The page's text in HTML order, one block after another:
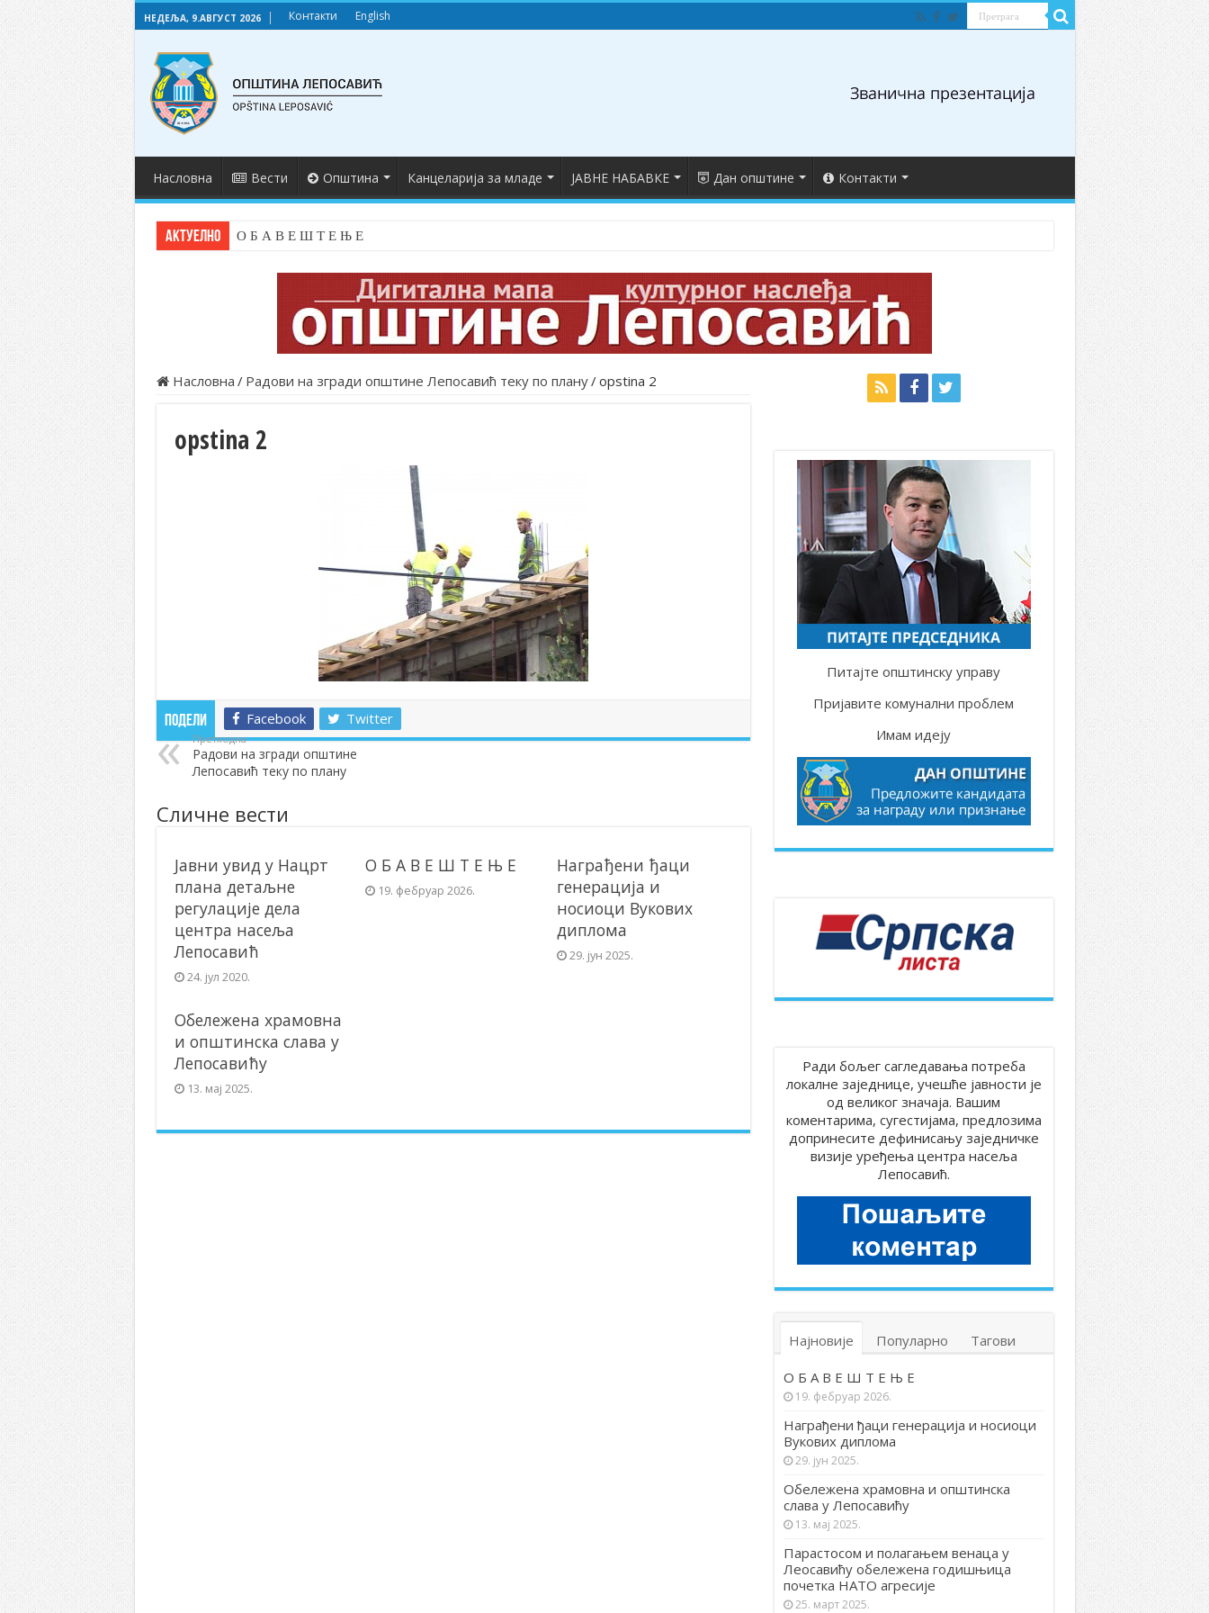
НЕДЕЉА, 9.АВГУСТ 2026 Контакти English
Насловна Вести Општина Канцеларија за младе ЈАВНЕ НАБАВКЕ Дан општине Контакти
АКТУЕЛНО О Б А В Е Ш Т Е Њ Е
Насловна / Радови на згради општине Лепосавић теку по плану/opstina 2
opstina 2
Подели Facebook Twitter
Претходна
Радови на згради општине
Лепосавић теку по плану
Сличне вести
Јавни увид у Нацрт
плана детаљне
регулације дела
центра насеља
Лепосавић
24. јул 2020.
О Б А В Е Ш Т Е Њ Е
19. фебруар 2026.
Награђени ђаци
генерација и
носиоци Вукових
диплома
29. јун 2025.
Обележена храмовна
и општинска слава у
Лепосавићу
13. мај 2025.
Питајте општинску управу
Пријавите комунални проблем
Имам идеју
Ради бољег сагледавања потреба
локалне заједнице, учешће јавности је
од великог значаја. Вашим
коментарима, сугестијама, предлозима
допринесите дефинисању заједничке
визије уређења центра насеља
Лепосавић.
Најновије Популарно Тагови
О Б А В Е Ш Т Е Њ Е
19. фебруар 2026.
Награђени ђаци генерација и носиоци
Вукових диплома
29. јун 2025.
Обележена храмовна и општинска
слава у Лепосавићу
13. мај 2025.
Парастосом и полагањем венаца у
Леосавићу обележена годишњица
почетка НАТО агресије
25. март 2025.